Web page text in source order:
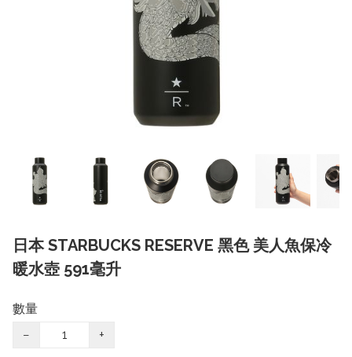
日本 STARBUCKS RESERVE 黑色 美人魚保冷
暖水壺 591毫升
數量
−
+